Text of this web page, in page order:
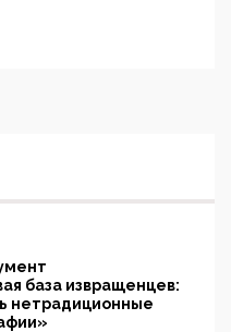
база извращенцев:
нетрадиционные